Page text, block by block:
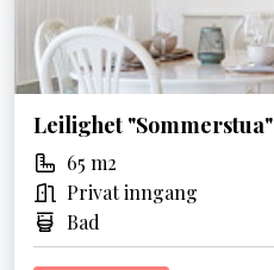
Leilighet "Sommerstua"
65 m2
Privat inngang
Bad